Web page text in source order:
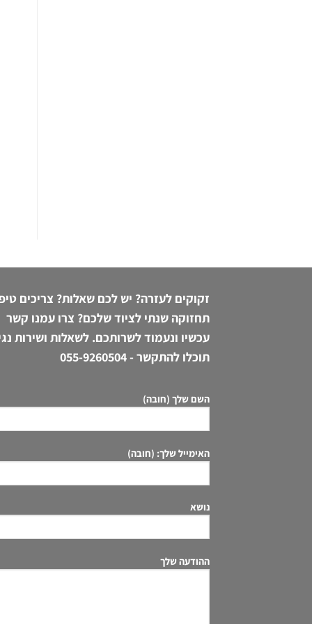
זקוקים לעזרה? יש לכם שאלות? צריכים
תחזוקה שנתי לציוד שלכם? צרו עמנו קשר
עכשיו ונעמוד לשרותכם. לשאלות ושירות
תוכלו להתקשר -055-9260504
השם שלך (חובה)
האימייל שלך: (חובה)
נושא
ההודעה שלך